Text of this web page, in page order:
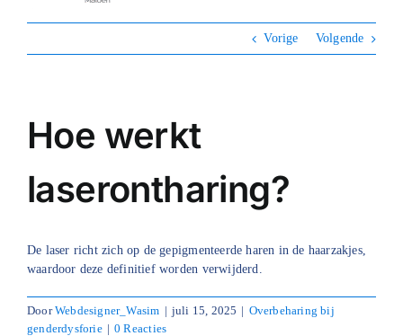
Blog
Afspraak maken
Vorige Volgende
Hoe werkt
laserontharing?
De laser richt zich op de gepigmenteerde haren in de haarzakjes,
waardoor deze definitief worden verwijderd.
DoorWebdesigner_Wasim | juli 15, 2025 | Overbeharing bij
genderdysforie | 0 Reacties